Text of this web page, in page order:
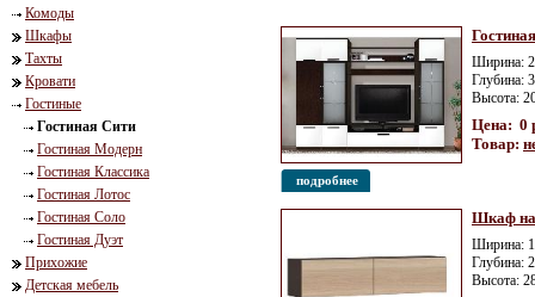
Комоды
Шкафы
Тахты
Кровати
Гостиные
Гостиная Сити
Гостиная Модерн
Гостиная Классика
Гостиная Лотос
Гостиная Соло
Гостиная Дуэт
Прихожие
Детская мебель
подробнее
Ширина:
Глубина:
Высота:
Цена: 0
Товар:
Шкаф
Ширина:
Глубина:
Высота: